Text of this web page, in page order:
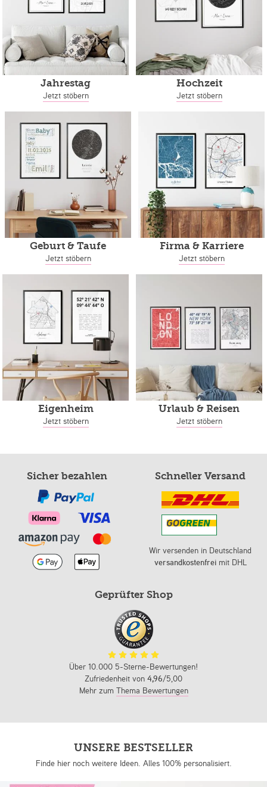
Jahrestag
Jetzt stöbern
Hochzeit
Jetzt stöbern
Geburt & Taufe
Jetzt stöbern
Firma & Karriere
Jetzt stöbern
Eigenheim
Jetzt stöbern
Urlaub & Reisen
Jetzt stöbern
Sicher bezahlen Schneller Versand
Wir versenden in Deutschland
versandkostenfreimit DHL
Geprüfter Shop
Über 10.000 5-Sterne-Bewertungen!
Zufriedenheit von 4,96/5,00
Mehr zum Thema Bewertungen
UNSERE BESTSELLER
Finde hier noch weitere Ideen. Alles 100% personalisiert.